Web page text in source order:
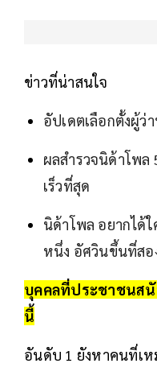
ข่าวที่น่าสนใจ
อัปเดตเลือกตั้งผู้ว่
ผลสำรวจนิด้าโพล
เร็วที่สุด
นิด้าโพล อยากได้
หนึ่ง อัศวินขึ้นที่สอ
บุคคลที่ประชาชนส
นี้
อันดับ 1 ยังหาคนที่เห